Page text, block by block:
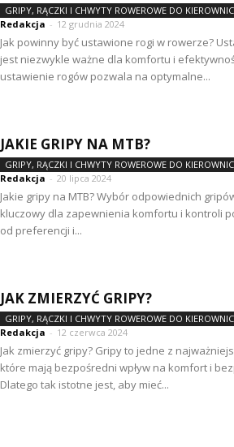
GRIPY, RĄCZKI I CHWYTY ROWEROWE DO
Redakcja - 12 grudnia 2024
Jak powinny być ustawione rogi w rowerze?
jest niezwykle ważne dla komfortu i
ustawienie rogów pozwala na optymalne...
JAKIE GRIPY NA MTB?
GRIPY, RĄCZKI I CHWYTY ROWEROWE DO
Redakcja - 20 lipca 2024
Jakie gripy na MTB? Wybór odpowiednich
kluczowy dla zapewnienia komfortu i kontroli
od preferencji i...
JAK ZMIERZYĆ GRIPY?
GRIPY, RĄCZKI I CHWYTY ROWEROWE DO
Redakcja - 12 czerwca 2024
Jak zmierzyć gripy? Gripy to jedne z
które mają bezpośredni wpływ na komfort i
Dlatego tak istotne jest, aby mieć...